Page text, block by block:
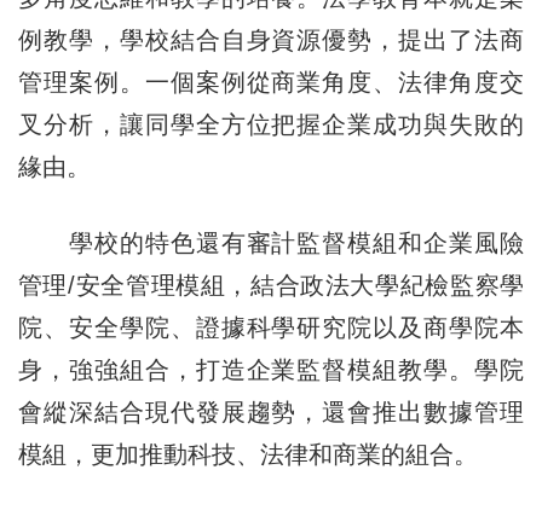
例教學，學校結合自身資源優勢，提出了法商
管理案例。一個案例從商業角度、法律角度交
叉分析，讓同學全方位把握企業成功與失敗的
緣由。
學校的特色還有審計監督模組和企業風險
管理/安全管理模組，結合政法大學紀檢監察學
院、安全學院、證據科學研究院以及商學院本
身，強強組合，打造企業監督模組教學。學院
會縱深結合現代發展趨勢，還會推出數據管理
模組，更加推動科技、法律和商業的組合。